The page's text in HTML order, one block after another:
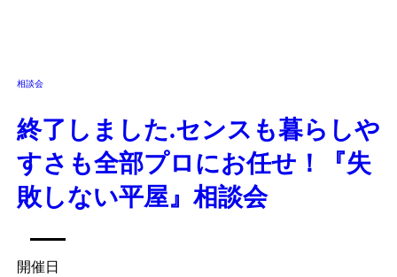
相談会
終了しました.センスも暮らしや
すさも全部プロにお任せ！『失
敗しない平屋』相談会
開催日